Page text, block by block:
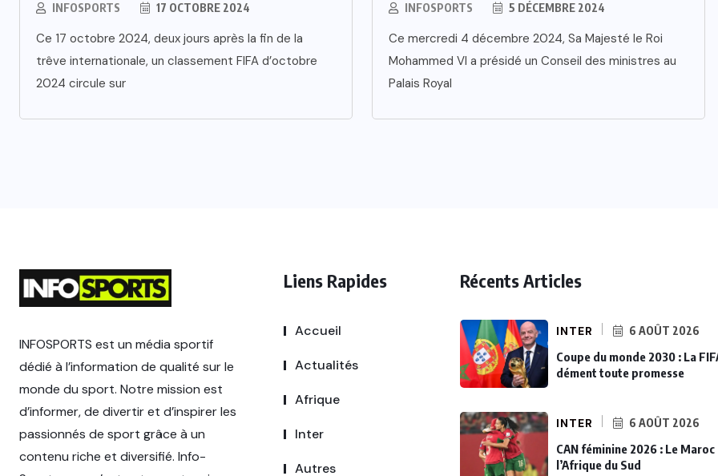
INFOSPORTS 17 OCTOBRE 2024
Ce 17 octobre 2024, deux jours après la fin de la
trêve internationale, un classement FIFA d’octobre
2024 circule sur
INFOSPORTS 5 DÉCEMBRE 2024
Ce mercredi 4 décembre 2024, Sa Majesté le Roi
Mohammed VI a présidé un Conseil des ministres au
Palais Royal
INFOSPORTS est un média sportif
dédié à l’information de qualité sur le
monde du sport. Notre mission est
d’informer, de divertir et d’inspirer les
passionnés de sport grâce à un
contenu riche et diversifié. Info-
Liens Rapides
Accueil
Actualités
Afrique
Inter
Autres
Récents Articles
INTER 6 AOÛT 2026
Coupe du monde 2030 : La
dément toute promesse
INTER 6 AOÛT 2026
CAN féminine 2026 : Le
l’Afrique du Sud